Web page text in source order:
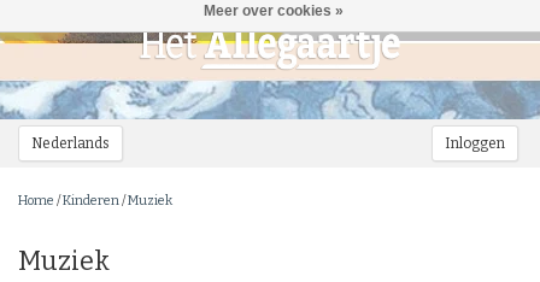
Nederlands Inloggen
Home /Kinderen/Muziek
Muziek
Meer over cookies »